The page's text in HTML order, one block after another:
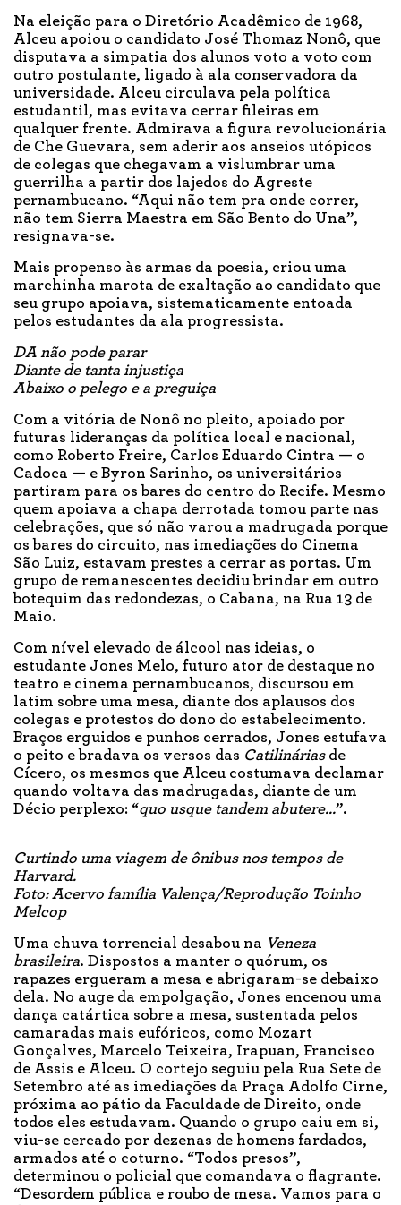
Na eleição para o Diretório Acadêmico de 1968,
Alceu apoiou o candidato José Thomaz Nonô, que
disputava a simpatia dos alunos voto a voto com
outro postulante, ligado à ala conservadora da
universidade. Alceu circulava pela política
estudantil, mas evitava cerrar fileiras em
qualquer frente. Admirava a figura revolucionária
de Che Guevara, sem aderir aos anseios utópicos
de colegas que chegavam a vislumbrar uma
guerrilha a partir dos lajedos do Agreste
pernambucano. “Aqui não tem pra onde correr,
não tem Sierra Maestra em São Bento do Una”,
resignava-se.
Mais propenso às armas da poesia, criou uma
marchinha marota de exaltação ao candidato que
seu grupo apoiava, sistematicamente entoada
pelos estudantes da ala progressista.
DA não pode parar
Diante de tanta injustiça
Abaixo o pelego e a preguiça
Com a vitória de Nonô no pleito, apoiado por
futuras lideranças da política local e nacional,
como Roberto Freire, Carlos Eduardo Cintra — o
Cadoca — e Byron Sarinho, os universitários
partiram para os bares do centro do Recife. Mesmo
quem apoiava a chapa derrotada tomou parte nas
celebrações, que só não varou a madrugada porque
os bares do circuito, nas imediações do Cinema
São Luiz, estavam prestes a cerrar as portas. Um
grupo de remanescentes decidiu brindar em outro
botequim das redondezas, o Cabana, na Rua 13 de
Maio.
Com nível elevado de álcool nas ideias, o
estudante Jones Melo, futuro ator de destaque no
teatro e cinema pernambucanos, discursou em
latim sobre uma mesa, diante dos aplausos dos
colegas e protestos do dono do estabelecimento.
Braços erguidos e punhos cerrados, Jones estufava
o peito e bradava os versos das Catilináriasde
Cícero, os mesmos que Alceu costumava declamar
quando voltava das madrugadas, diante de um
Décio perplexo: “quo usque tandem abutere...”.
Curtindo uma viagem de ônibus nos tempos de
Harvard.
Foto: Acervo família Valença/Reprodução Toinho
Melcop
Uma chuva torrencial desabou na Veneza
brasileira. Dispostos a manter o quórum, os
rapazes ergueram a mesa e abrigaram-se debaixo
dela. No auge da empolgação, Jones encenou uma
dança catártica sobre a mesa, sustentada pelos
camaradas mais eufóricos, como Mozart
Gonçalves, Marcelo Teixeira, Irapuan, Francisco
de Assis e Alceu. O cortejo seguiu pela Rua Sete de
Setembro até as imediações da Praça Adolfo Cirne,
próxima ao pátio da Faculdade de Direito, onde
todos eles estudavam. Quando o grupo caiu em si,
viu-se cercado por dezenas de homens fardados,
armados até o coturno. “Todos presos”,
determinou o policial que comandava o flagrante.
“Desordem pública e roubo de mesa. Vamos para o